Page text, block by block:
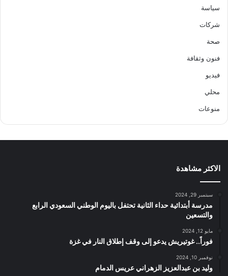
سياسة
شركات
صحة
فنون وثقافة
فيديو
محلي
منوعات
الاكثر مشاهدة
سبتمبر 29, 2024
مدرسة أبتدائية حداء الثانية تحتفل باليوم الوطني السعودي الرابع
والتسعين
مايو 12, 2024
فوراً.. غوتيريش يدعو إلى وقف إطلاق النار في غزة
نوفمبر 10, 2024
وليد بن عبدالعزيز الزهراني عريس الدمام